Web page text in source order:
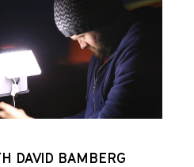
DAVID BAMBERG